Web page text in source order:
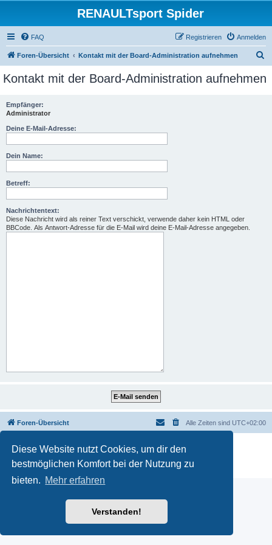
Diese Website nutzt Cookies, um dir den
bestmöglichen Komfort bei der Nutzung zu
bieten. Mehr erfahren
Verstanden!
RENAULTsport Spider
FAQ Anmelden
Registrieren
Foren-Übersicht Kontakt mit der Board-Administration aufnehmen
c
Kontakt mit der Board-Administration aufnehmen
Empfänger:
Administrator
Deine E-Mail-Adresse:
Dein Name:
Betreff:
Nachrichtentext:
Diese Nachricht wird als reiner Text verschickt, verwende daher kein HTML oder
BBCode. Als Antwort-Adresse für die E-Mail wird deine E-Mail-Adresse angegeben.
Foren-Übersicht Alle Zeiten sind UTC+02:00
Powered by phpBB
® Forum Software © phpBB Limited
Deutsche Übersetzung durch
Datenschutz|Nutzungsbedingungen